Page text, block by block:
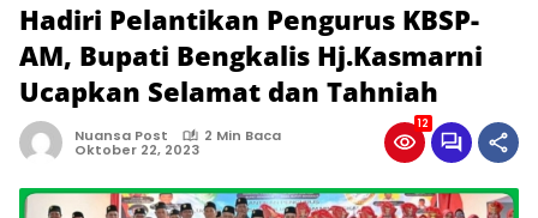
Hadiri Pelantikan Pengurus KBSP-
AM, Bupati Bengkalis Hj.Kasmarni
Ucapkan Selamat dan Tahniah
Nuansa Post 2 Min Baca
Oktober 22, 2023
12